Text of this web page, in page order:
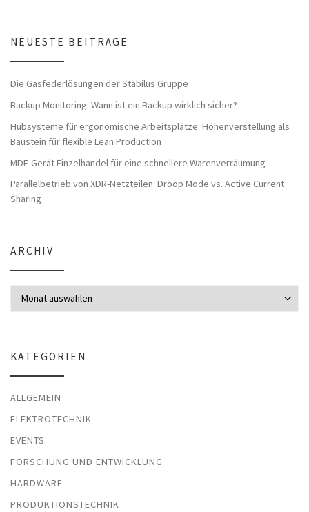
NEUESTE BEITRÄGE
Die Gasfederlösungen der Stabilus Gruppe
Backup Monitoring: Wann ist ein Backup wirklich sicher?
Hubsysteme für ergonomische Arbeitsplätze: Höhenverstellung als
Baustein für flexible Lean Production
MDE-Gerät Einzelhandel für eine schnellere Warenverräumung
Parallelbetrieb von XDR-Netzteilen: Droop Mode vs. Active Current
Sharing
ARCHIV
KATEGORIEN
ALLGEMEIN
ELEKTROTECHNIK
EVENTS
FORSCHUNG UND ENTWICKLUNG
HARDWARE
PRODUKTIONSTECHNIK